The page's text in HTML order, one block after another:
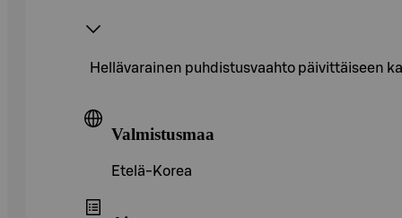
Hellävarainen puhdistusvaahto päivittäiseen
Valmistusmaa
Etelä-Korea